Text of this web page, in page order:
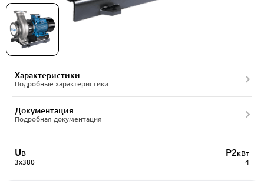
Характеристики
Подробные характеристики
Документация
Подробная документация
UВ
3x380
P2кВт
4